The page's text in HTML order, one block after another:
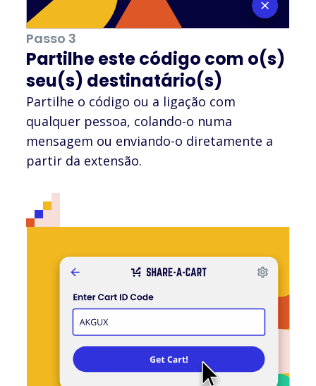
Passo 3
Partilhe este código com o(s)
seu(s) destinatário(s)
Partilhe o código ou a ligação com
qualquer pessoa, colando-o numa
mensagem ou enviando-o diretamente a
partir da extensão.